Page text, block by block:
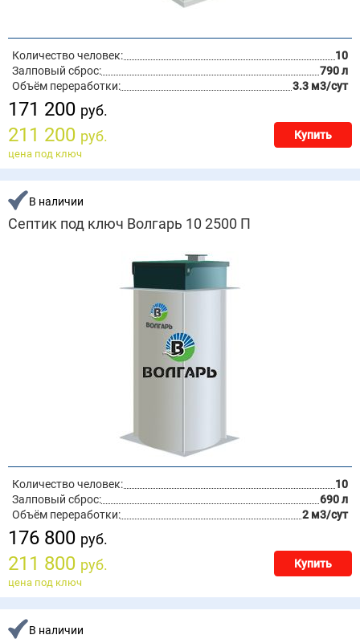
Количество человек:
10
Залповый сброс:
790 л
Объём переработки:
3.3 м3/сут
171 200 руб.
211 200 руб. Купить
цена под ключ
В наличии
Септик под ключ Волгарь 10 2500 П
Количество человек:
10
Залповый сброс:
690 л
Объём переработки:
2 м3/сут
176 800 руб.
211 800 руб. Купить
цена под ключ
В наличии